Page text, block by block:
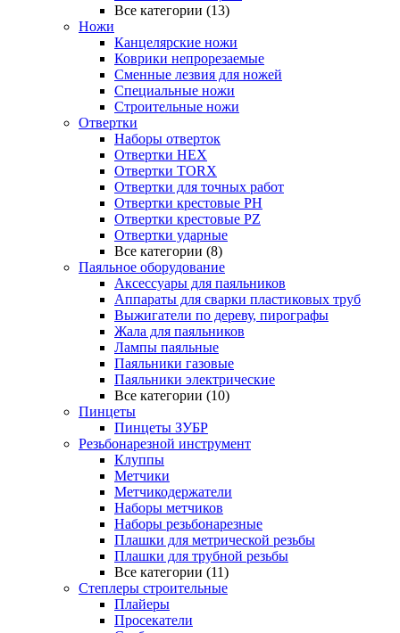
Все категории (13)
Ножи
Канцелярские ножи
Коврики непрорезаемые
Сменные лезвия для ножей
Специальные ножи
Строительные ножи
Отвертки
Наборы отверток
Отвертки HEX
Отвертки TORX
Отвертки для точных работ
Отвертки крестовые PH
Отвертки крестовые PZ
Отвертки ударные
Все категории (8)
Паяльное оборудование
Аксессуары для паяльников
Аппараты для сварки пластиковых труб
Выжигатели по дереву, пирографы
Жала для паяльников
Лампы паяльные
Паяльники газовые
Паяльники электрические
Все категории (10)
Пинцеты
Пинцеты ЗУБР
Резьбонарезной инструмент
Клуппы
Метчики
Метчикодержатели
Наборы метчиков
Наборы резьбонарезные
Плашки для метрической резьбы
Плашки для трубной резьбы
Все категории (11)
Степлеры строительные
Плайеры
Просекатели